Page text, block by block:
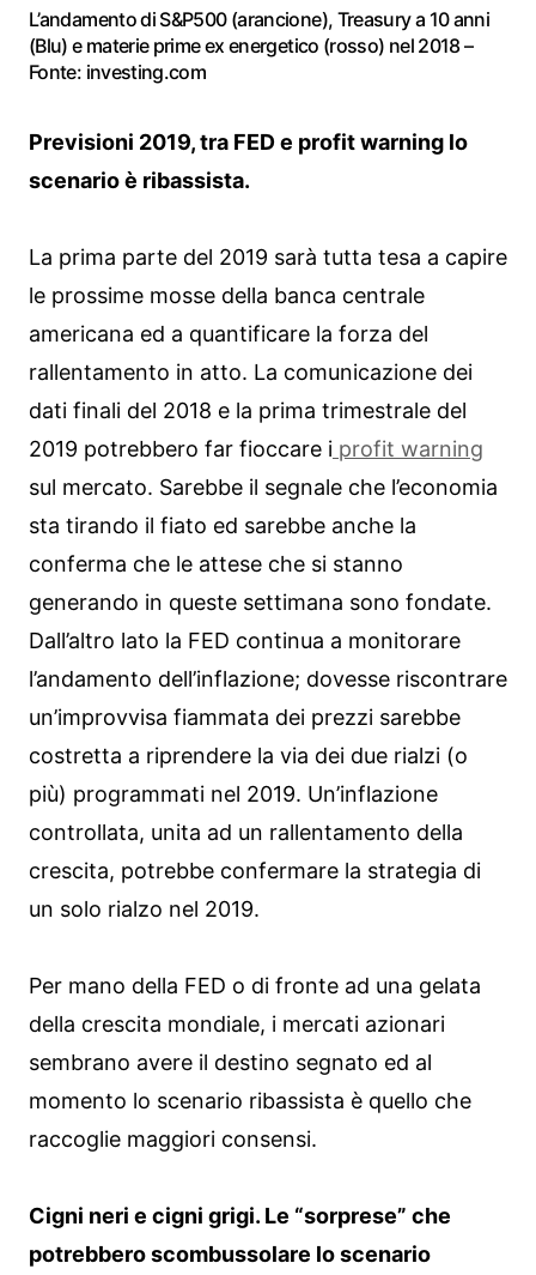
L’andamento di S&P500 (arancione), Treasury a 10 anni
(Blu) e materie prime ex energetico (rosso) nel 2018 –
Fonte: investing.com
Previsioni 2019, tra FED e profit warning lo
scenario è ribassista.
La prima parte del 2019 sarà tutta tesa a capire
le prossime mosse della banca centrale
americana ed a quantificare la forza del
rallentamento in atto. La comunicazione dei
dati finali del 2018 e la prima trimestrale del
2019 potrebbero far fioccare i profit warning
sul mercato. Sarebbe il segnale che l’economia
sta tirando il fiato ed sarebbe anche la
conferma che le attese che si stanno
generando in queste settimana sono fondate.
Dall’altro lato la FED continua a monitorare
l’andamento dell’inflazione; dovesse riscontrare
un’improvvisa fiammata dei prezzi sarebbe
costretta a riprendere la via dei due rialzi (o
più) programmati nel 2019. Un’inflazione
controllata, unita ad un rallentamento della
crescita, potrebbe confermare la strategia di
un solo rialzo nel 2019.
Per mano della FED o di fronte ad una gelata
della crescita mondiale, i mercati azionari
sembrano avere il destino segnato ed al
momento lo scenario ribassista è quello che
raccoglie maggiori consensi.
Cigni neri e cigni grigi. Le “sorprese” che
potrebbero scombussolare lo scenario